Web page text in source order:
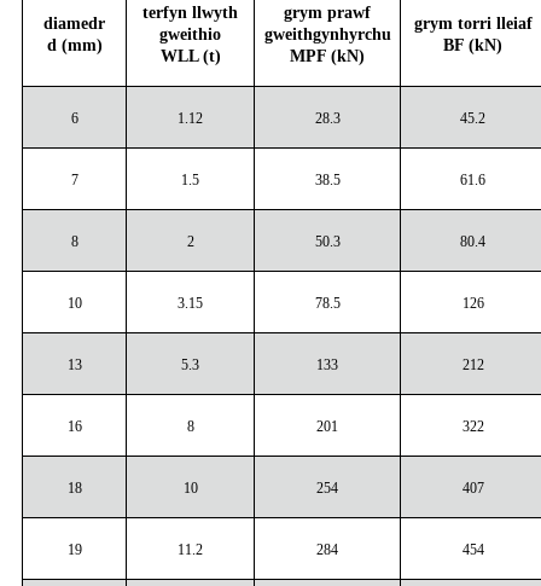
diamedr
d (mm)
terfyn llwyth
gweithio
WLL (t)
grym prawf
gweithgynhyrchu
MPF (kN)
grym torri lleiaf
BF (kN)
6 1.12 28.3 45.2
7 1.5 38.5 61.6
8 2 50.3 80.4
10 3.15 78.5 126
13 5.3 133 212
16 8 201 322
18 10 254 407
19 11.2 284 454